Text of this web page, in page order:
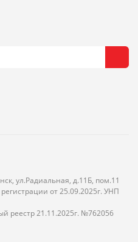
ул.Радиальная, д.11Б, пом.11
от 25.09.2025г. УНП
реестр 21.11.2025г. №762056